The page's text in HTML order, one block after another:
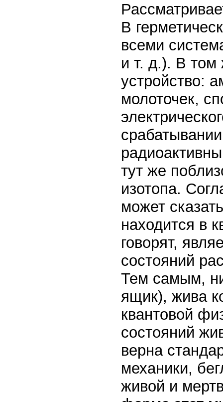
В
всеми
и т. д.). В том
устройство:
молоточек,
тут же
изотопа.
может
находится в
говорят,
состояний
Тем самым,
ящик), жива
квантовой
состояний
верна
механики,
живой и